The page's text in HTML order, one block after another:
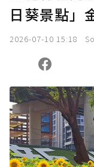
日葵景點」
2026-07-10 15:18